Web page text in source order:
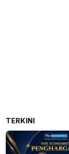
TERKINI